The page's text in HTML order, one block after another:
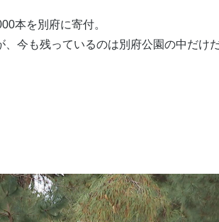
本を別府に寄付。
今も残っているのは別府公園の中だけ